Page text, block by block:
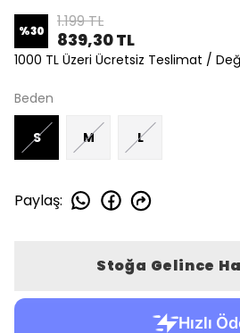
%30 1.199 TL
839,30 TL
1000 TL Üzeri Ücretsiz Teslimat /
Beden
S M L
Paylaş:
Stoğa Gelince